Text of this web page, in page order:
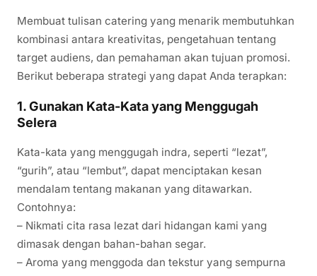
Membuat tulisan catering yang menarik membutuhkan
kombinasi antara kreativitas, pengetahuan tentang
target audiens, dan pemahaman akan tujuan promosi.
Berikut beberapa strategi yang dapat Anda terapkan:
1. Gunakan Kata-Kata yang Menggugah
Selera
Kata-kata yang menggugah indra, seperti “lezat”,
“gurih”, atau “lembut”, dapat menciptakan kesan
mendalam tentang makanan yang ditawarkan.
Contohnya:
– Nikmati cita rasa lezat dari hidangan kami yang
dimasak dengan bahan-bahan segar.
– Aroma yang menggoda dan tekstur yang sempurna